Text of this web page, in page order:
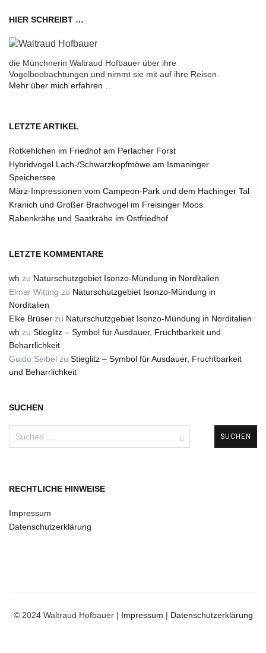
HIER SCHREIBT …
die Münchnerin Waltraud Hofbauer über ihre
Vogelbeobachtungen und nimmt sie mit auf ihre Reisen.
Mehr über mich erfahren …
LETZTE ARTIKEL
Rotkehlchen im Friedhof am Perlacher Forst
Hybridvogel Lach-/Schwarzkopfmöwe am Ismaninger
Speichersee
März-Impressionen vom Campeon-Park und dem Hachinger Tal
Kranich und Großer Brachvogel im Freisinger Moos
Rabenkrähe und Saatkrähe im Ostfriedhof
LETZTE KOMMENTARE
wh zu Naturschutzgebiet Isonzo-Mündung in Norditalien
Elmar Witting zu Naturschutzgebiet Isonzo-Mündung in
Norditalien
Elke Brüser zu Naturschutzgebiet Isonzo-Mündung in Norditalien
wh zu Stieglitz – Symbol für Ausdauer, Fruchtbarkeit und
Beharrlichkeit
Guido Seibel zu Stieglitz – Symbol für Ausdauer, Fruchtbarkeit
und Beharrlichkeit
SUCHEN
RECHTLICHE HINWEISE
Impressum
Datenschutzerklärung
© 2024 Waltraud Hofbauer | Impressum | Datenschutzerklärung